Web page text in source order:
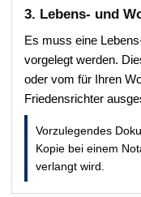
3. Lebens- und
Es muss eine
vorgelegt werden.
oder vom für Ihren
Friedensrichter
Vorzulegendes
Kopie bei einem
verlangt wird.